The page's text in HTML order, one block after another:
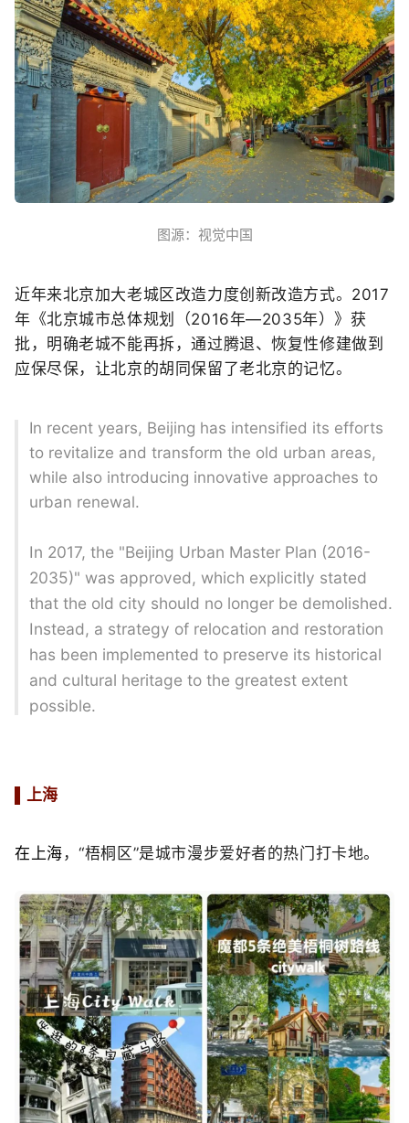
图源：视觉中国
近年来北京加大老城区改造力度创新改造方式。 2017
年 《北京城市总体规划（2016年—2035年）》 获
批， 明确老城不能再拆，通过腾退、恢复性修建做到
应保尽保， 让北京的胡同保留了老北京的记忆。
In recent years, Beijing has intensified its efforts
to revitalize and transform the old urban areas,
while also introducing innovative approaches to
urban renewal.
In 2017, the "Beijing Urban Master Plan (2016-
2035)" was approved, which explicitly stated
that the old city should no longer be demolished.
Instead, a strategy of relocation and restoration
has been implemented to preserve its historical
and cultural heritage to the greatest extent
possible.
上海
在 上海 ，“梧桐区”是城市漫步爱好者的热门打卡地。